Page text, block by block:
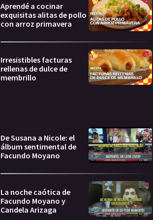
Aprendé a cocinar
exquisitas alitas de pollo
con arroz primavera
Irresistibles facturas
rellenas de dulce de
membrillo
De Susana a Nicole: el
álbum sentimental de
Facundo Moyano
La noche caótica de
Facundo Moyano y
Candela Arizaga